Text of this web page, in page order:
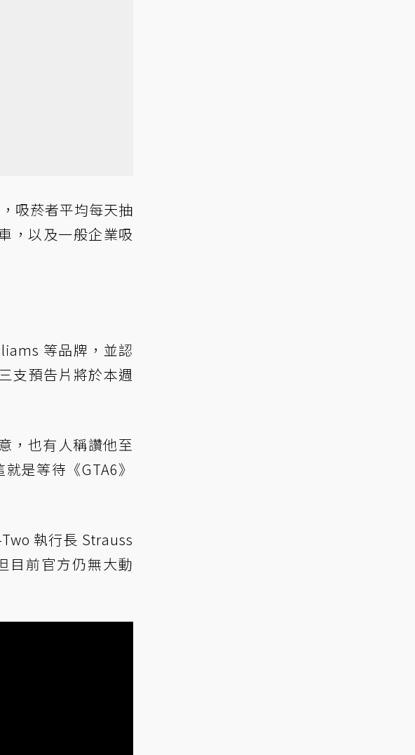
吸菸者平均每天抽
，以及一般企業吸
等品牌，並認
支預告片將於本週
，也有人稱讚他至
是等待《GTA6》
執行長 Strauss
目前官方仍無大動